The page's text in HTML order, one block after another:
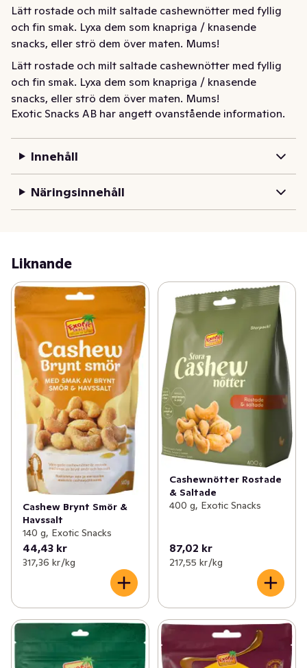
Lätt rostade och milt saltade cashewnötter med fyllig
och fin smak. Lyxa dem som knapriga / knasende
snacks, eller strö dem över maten. Mums!
Lätt rostade och milt saltade cashewnötter med fyllig
och fin smak. Lyxa dem som knapriga / knasende
snacks, eller strö dem över maten. Mums!
Exotic Snacks AB har angett ovanstående information.
Innehåll
Näringsinnehåll
Liknande
Cashew Brynt Smör &
Havssalt
140 g, Exotic Snacks
44,43 kr
317,36 kr /kg
Cashewnötter Rostade
& Saltade
400 g, Exotic Snacks
87,02 kr
217,55 kr /kg